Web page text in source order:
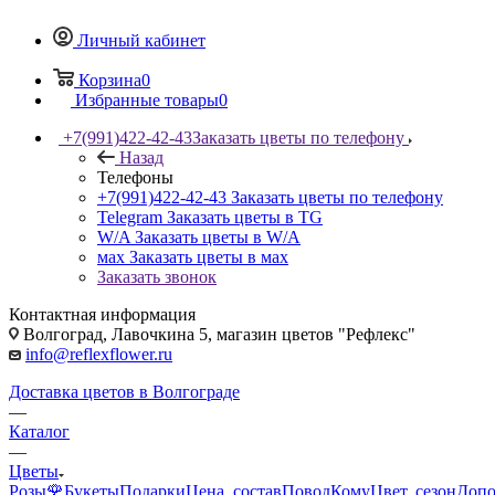
Личный кабинет
Корзина0
Избранные товары0
+7(991)422-42-43Заказать цветы по телефону
Назад
Телефоны
+7(991)422-42-43 Заказать цветы по телефону
Telegram Заказать цветы в TG
W/A Заказать цветы в W/A
мах Заказать цветы в мах
Заказать звонок
Контактная информация
Волгоград, Лавочкина 5, магазин цветов "Рефлекс"
info@reflexflower.ru
Доставка цветов в Волгограде
—
Каталог
—
Цветы
Розы🌹БукетыПодаркиЦена, составПоводКомуЦвет, сезон